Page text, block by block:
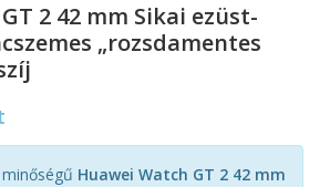
2 42 mm Sikai ezüst-
„rozsdamentes
Huawei Watch GT 2 42 mm